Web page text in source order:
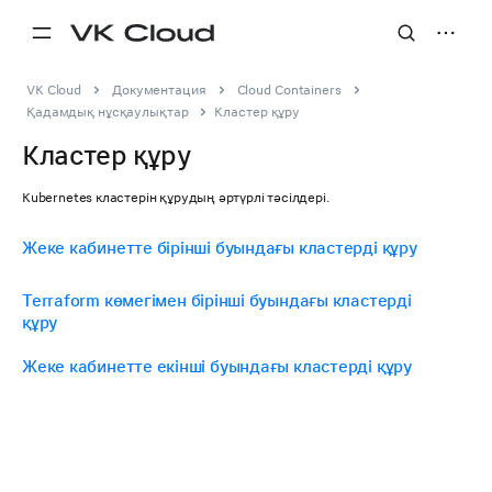
VK Cloud Документация
Cloud Containers
Қадамдық нұсқаулықтар
Кластер құру
Кластер құру
Kubernetes кластерін құрудың әртүрлі тәсілдері.
Жеке кабинетте бірінші буындағы кластерді құру
Terraform көмегімен бірінші буындағы кластерді
құру
Жеке кабинетте екінші буындағы кластерді құру